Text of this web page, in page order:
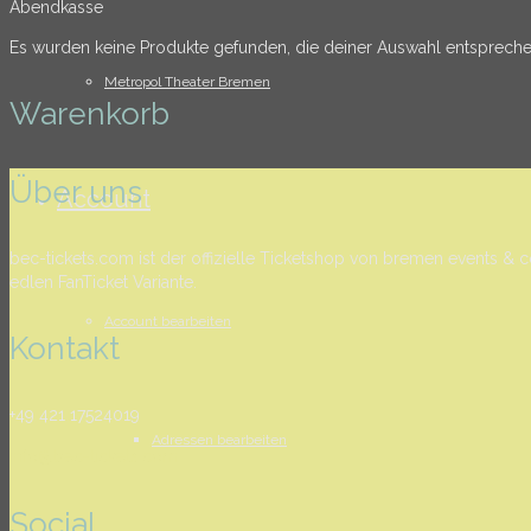
Metropol Theater Bremen
Account
Account bearbeiten
Adressen bearbeiten
Abendkasse
Es wurden keine Produkte gefunden, die deiner Auswahl
Warenkorb
Über uns
bec-tickets.com ist der offizielle Ticketshop von bremen events &
edlen FanTicket Variante.
Kontakt
+49 421 17524019